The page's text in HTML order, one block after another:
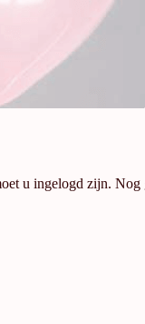
u ingelogd zijn. Nog